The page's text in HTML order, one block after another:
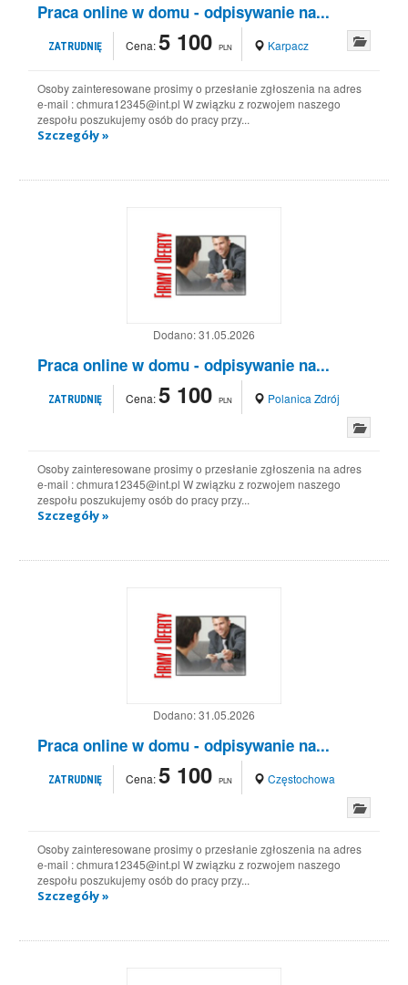
Praca online w domu - odpisywanie na...
ZATRUDNIĘ Cena:5 100 PLN Karpacz
Osoby zainteresowane prosimy o przesłanie zgłoszenia na adres
e-mail : chmura12345@int.pl W związku z rozwojem naszego
zespołu poszukujemy osób do pracy przy...
Szczegóły »
Dodano:31.05.2026
Praca online w domu - odpisywanie na...
ZATRUDNIĘ Cena:5 100 PLN Polanica Zdrój
Osoby zainteresowane prosimy o przesłanie zgłoszenia na adres
e-mail : chmura12345@int.pl W związku z rozwojem naszego
zespołu poszukujemy osób do pracy przy...
Szczegóły »
Dodano:31.05.2026
Praca online w domu - odpisywanie na...
ZATRUDNIĘ Cena:5 100 PLN Częstochowa
Osoby zainteresowane prosimy o przesłanie zgłoszenia na adres
e-mail : chmura12345@int.pl W związku z rozwojem naszego
zespołu poszukujemy osób do pracy przy...
Szczegóły »